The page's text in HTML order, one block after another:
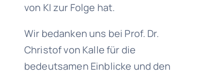
von KI zur Folge hat.
Wir bedanken uns bei Prof. Dr.
Christof von Kalle für die
bedeutsamen Einblicke und den